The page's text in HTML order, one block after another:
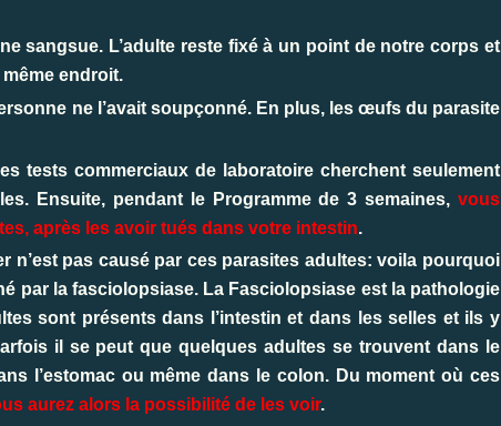
sangsue. L’adulte reste fixé à un point de notre corps et
endroit.
ne l’avait soupçonné. En plus, les œufs du parasite
tests commerciaux de laboratoire cherchent seulement
Ensuite, pendant le Programme de 3 semaines, vous
après les avoir tués dans votre intestin.
n’est pas causé par ces parasites adultes: voila pourquoi
par la fasciolopsiase. La Fasciolopsiase est la pathologie
sont présents dans l’intestin et dans les selles et ils y
il se peut que quelques adultes se trouvent dans le
l’estomac ou même dans le colon. Du moment où ces
aurez alors la possibilité de les voir.